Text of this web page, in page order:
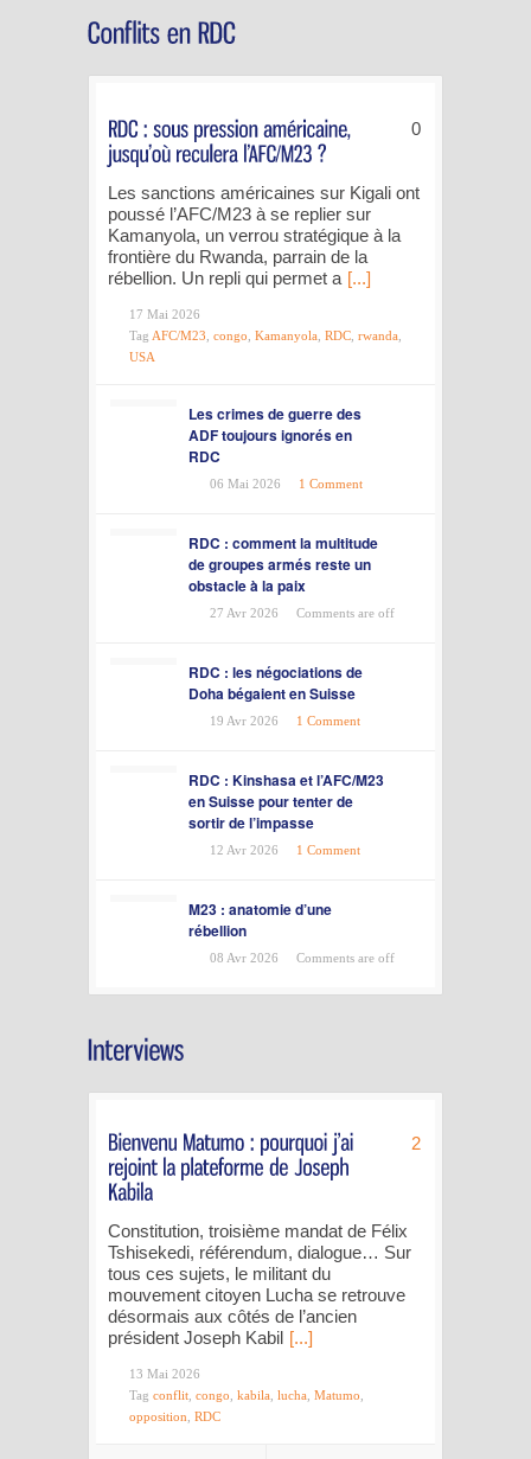
0
Les sanctions américaines sur Kigali ont
poussé l’AFC/M23 à se replier sur
Kamanyola, un verrou stratégique à la
frontière du Rwanda, parrain de la
rébellion. Un repli qui permet a [...]
17 Mai 2026
Tag AFC/M23 congo Kamanyola RDC rwanda
USA
Les crimes de guerre des
ADF toujours ignorés en
RDC
06 Mai 2026 1 Comment
RDC : comment la multitude
de groupes armés reste un
obstacle à la paix
27 Avr 2026 Comments are off
RDC : les négociations de
Doha bégaient en Suisse
19 Avr 2026 1 Comment
RDC : Kinshasa et l’AFC/M23
en Suisse pour tenter de
sortir de l’impasse
12 Avr 2026 1 Comment
M23 : anatomie d’une
rébellion
08 Avr 2026 Comments are off
2
Constitution, troisième mandat de Félix
Tshisekedi, référendum, dialogue… Sur
tous ces sujets, le militant du
mouvement citoyen Lucha se retrouve
désormais aux côtés de l’ancien
président Joseph Kabil [...]
13 Mai 2026
Tag conflit congo kabila lucha Matumo
opposition RDC